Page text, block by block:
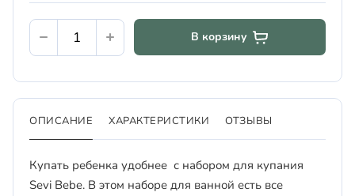
В корзину
ОПИСАНИЕ ХАРАКТЕРИСТИКИ ОТЗЫВЫ
Купать ребенка удобнее с набором для купания
Sevi Bebe. В этом наборе для ванной есть все